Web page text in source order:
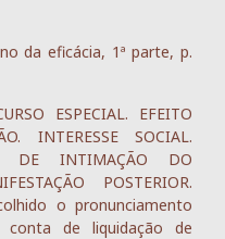
da eficácia, 1ª parte, p.
ESPECIAL. EFEITO
INTERESSE SOCIAL.
DE INTIMAÇÃO DO
POSTERIOR.
o pronunciamento
de liquidação de